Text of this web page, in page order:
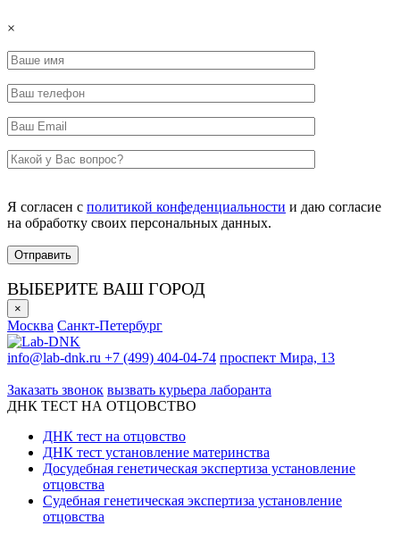
×
Я согласен с политикой конфеденциальности и даю согласие
на обработку своих персональных данных.
ВЫБЕРИТЕ ВАШ ГОРОД
×
Москва Санкт-Петербург
info@lab-dnk.ru +7 (499) 404-04-74 проспект Мира, 13
Заказать звонок вызвать курьера лаборанта
ДНК ТЕСТ НА ОТЦОВСТВО
ДНК тест на отцовство
ДНК тест установление материнства
Досудебная генетическая экспертиза установление
отцовства
Судебная генетическая экспертиза установление
отцовства